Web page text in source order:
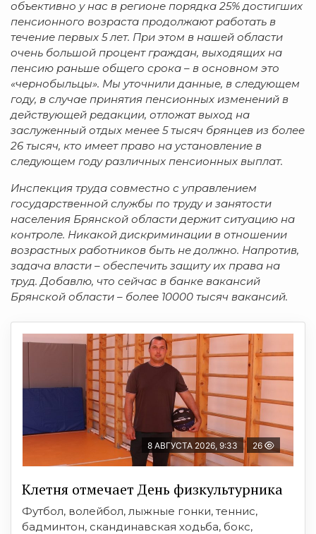
объективно у нас в регионе порядка 25% достигших
пенсионного возраста продолжают работать в
течение первых 5 лет. При этом в нашей области
очень большой процент граждан, выходящих на
пенсию раньше общего срока – в основном это
«чернобыльцы». Мы уточнили данные, в следующем
году, в случае принятия пенсионных изменений в
действующей редакции, отложат выход на
заслуженный отдых менее 5 тысяч брянцев из более
26 тысяч, кто имеет право на установление в
следующем году различных пенсионных выплат.
Инспекция труда совместно с управлением
государственной службы по труду и занятости
населения Брянской области держит ситуацию на
контроле. Никакой дискриминации в отношении
возрастных работников быть не должно. Напротив,
задача власти – обеспечить защиту их права на
труд. Добавлю, что сейчас в банке вакансий
Брянской области – более 10000 тысяч вакансий.
8 АВГУСТА 2026, 9:33 26
Клетня отмечает День физкультурника
Футбол, волейбол, лыжные гонки, теннис,
бадминтон, скандинавская ходьба, бокс,